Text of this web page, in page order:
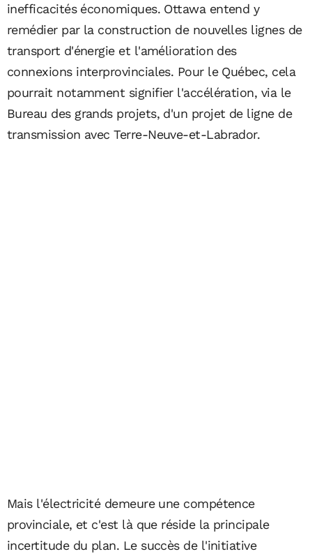
inefficacités économiques. Ottawa entend y
remédier par la construction de nouvelles lignes de
transport d'énergie et l'amélioration des
connexions interprovinciales. Pour le Québec, cela
pourrait notamment signifier l'accélération, via le
Bureau des grands projets, d'un projet de ligne de
transmission avec Terre-Neuve-et-Labrador.
Mais l'électricité demeure une compétence
provinciale, et c'est là que réside la principale
incertitude du plan. Le succès de l'initiative